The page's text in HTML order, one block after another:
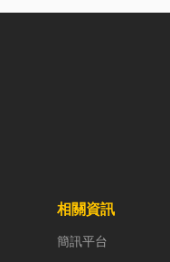
相關資訊
簡訊平台